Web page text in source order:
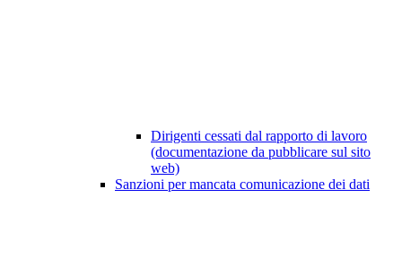
Dirigenti cessati dal rapporto di lavoro
(documentazione da pubblicare sul sito
web)
Sanzioni per mancata comunicazione dei dati